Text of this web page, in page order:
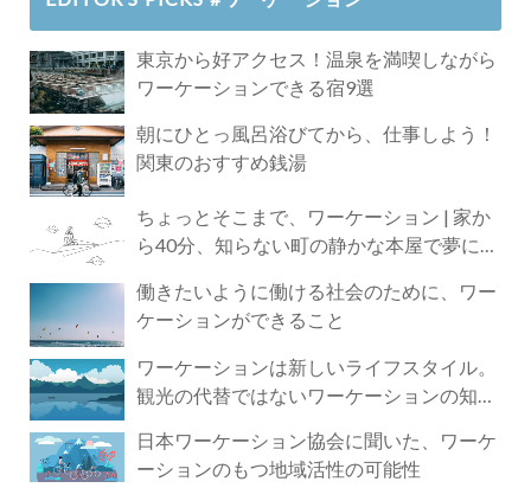
東京から好アクセス！温泉を満喫しながら
ワーケーションできる宿9選
朝にひとっ風呂浴びてから、仕事しよう！
関東のおすすめ銭湯
ちょっとそこまで、ワーケーション | 家か
ら40分、知らない町の静かな本屋で夢に近
働きたいように働ける社会のために、ワー
ケーションができること
ワーケーションは新しいライフスタイル。
観光の代替ではないワーケーションの知ら
日本ワーケーション協会に聞いた、ワーケ
ーションのもつ地域活性の可能性